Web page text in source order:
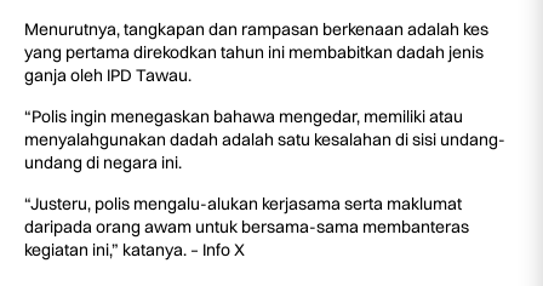
Menurutnya, tangkapan dan rampasan berkenaan adalah kes
yang pertama direkodkan tahun ini membabitkan dadah jenis
ganja oleh IPD Tawau.
“Polis ingin menegaskan bahawa mengedar, memiliki atau
menyalahgunakan dadah adalah satu kesalahan di sisi undang-
undang di negara ini.
“Justeru, polis mengalu-alukan kerjasama serta maklumat
daripada orang awam untuk bersama-sama membanteras
kegiatan ini,” katanya. – Info X